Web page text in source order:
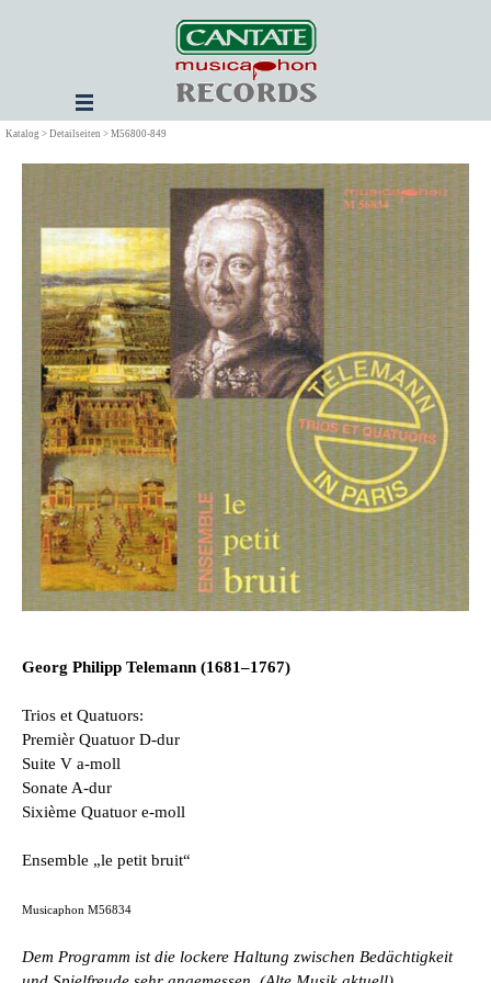
Menü überspringen
Katalog > Detailseiten > M56800-849
Georg Philipp Telemann (1681–1767)
Trios et Quatuors:
Premièr Quatuor D-­dur
Suite V a­-moll
Sonate A­-dur
Sixième Quatuor e­-moll
Ensemble „le petit bruit“
Musicaphon M56834
Dem Programm ist die lockere Haltung zwischen Bedächtigkeit